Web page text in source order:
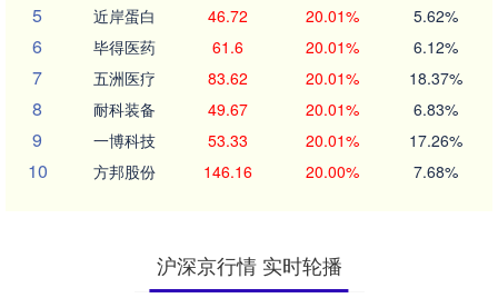
5 近岸蛋白 46.72 20.01% 5.62%
6 毕得医药 61.6 20.01% 6.12%
7 五洲医疗 83.62 20.01% 18.37%
8 耐科装备 49.67 20.01% 6.83%
9 一博科技 53.33 20.01% 17.26%
10 方邦股份 146.16 20.00% 7.68%
沪深京行情 实时轮播